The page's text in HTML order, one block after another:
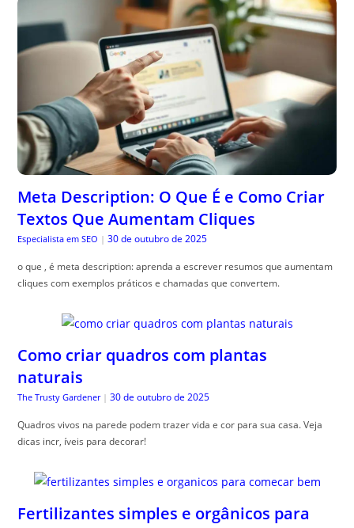
Meta Description: O Que É e Como Criar
Textos Que Aumentam Cliques
Especialista em SEO | 30 de outubro de 2025
o que , é meta description: aprenda a escrever resumos que aumentam
cliques com exemplos práticos e chamadas que convertem.
Como criar quadros com plantas
naturais
The Trusty Gardener | 30 de outubro de 2025
Quadros vivos na parede podem trazer vida e cor para sua casa. Veja
dicas incr, íveis para decorar!
Fertilizantes simples e orgânicos para